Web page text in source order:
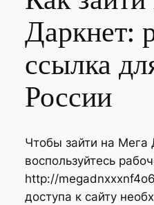
Даркнет:
ссылка
России
Чтобы зайти на Мега
воспользуйтесь
http://
доступа к сайту